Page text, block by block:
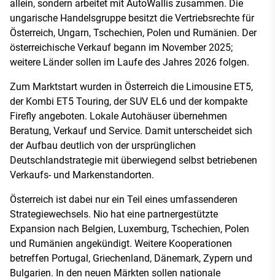
allein, sondern arbeitet mit AutoWallis zusammen. Die
ungarische Handelsgruppe besitzt die Vertriebsrechte für
Österreich, Ungarn, Tschechien, Polen und Rumänien. Der
österreichische Verkauf begann im November 2025;
weitere Länder sollen im Laufe des Jahres 2026 folgen.
Zum Marktstart wurden in Österreich die Limousine ET5,
der Kombi ET5 Touring, der SUV EL6 und der kompakte
Firefly angeboten. Lokale Autohäuser übernehmen
Beratung, Verkauf und Service. Damit unterscheidet sich
der Aufbau deutlich von der ursprünglichen
Deutschlandstrategie mit überwiegend selbst betriebenen
Verkaufs- und Markenstandorten.
Österreich ist dabei nur ein Teil eines umfassenderen
Strategiewechsels. Nio hat eine partnergestützte
Expansion nach Belgien, Luxemburg, Tschechien, Polen
und Rumänien angekündigt. Weitere Kooperationen
betreffen Portugal, Griechenland, Dänemark, Zypern und
Bulgarien. In den neuen Märkten sollen nationale